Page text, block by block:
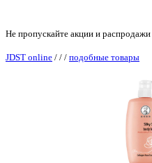
Не пропускайте акции и распродажи
JDST online / / / подобные товары